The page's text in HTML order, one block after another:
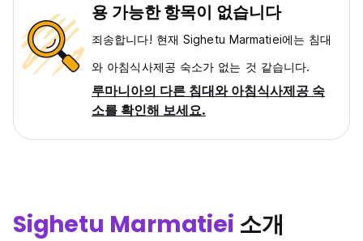
용 가능한 항목이 없습니다
죄송합니다! 현재 Sighetu Marmatiei에는 침대
와 아침식사제공 숙소가 없는 것 같습니다.
루마니아의 다른 침대와 아침식사제공 숙
소를 확인해 보세요.
Sighetu Marmatiei 소개